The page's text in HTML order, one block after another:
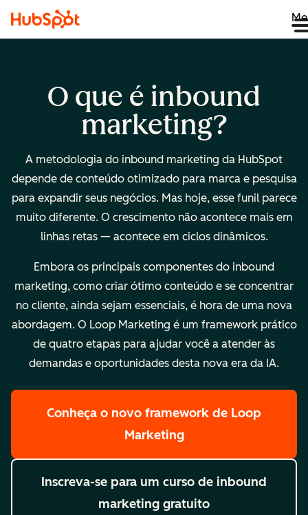
O que é inbound
marketing?
A metodologia do inbound marketing da HubSpot
depende de conteúdo otimizado para marca e pesquisa
para expandir seus negócios. Mas hoje, esse funil parece
muito diferente. O crescimento não acontece mais em
linhas retas — acontece em ciclos dinâmicos.
Embora os principais componentes do inbound
marketing, como criar ótimo conteúdo e se concentrar
no cliente, ainda sejam essenciais, é hora de uma nova
abordagem. O Loop Marketing é um framework prático
de quatro etapas para ajudar você a atender às
demandas e oportunidades desta nova era da IA.
Conheça o novo framework de Loop
Marketing
Inscreva-se para um curso de inbound
marketing gratuito